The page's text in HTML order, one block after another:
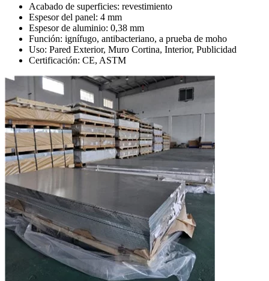
Acabado de superficies: revestimiento
Espesor del panel: 4 mm
Espesor de aluminio: 0,38 mm
Función: ignífugo, antibacteriano, a prueba de moho
Uso: Pared Exterior, Muro Cortina, Interior, Publicidad
Certificación: CE, ASTM